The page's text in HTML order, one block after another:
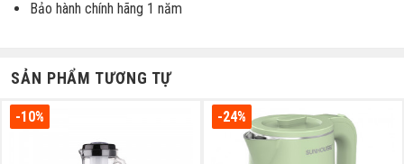
Bảo hành chính hãng 1 năm
SẢN PHẨM TƯƠNG TỰ
-10% -24%